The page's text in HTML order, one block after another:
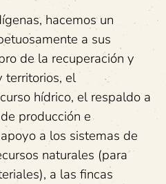
hacemos un
a sus
de la recuperación y
territorios, el
hídrico, el respaldo a
producción e
a los sistemas de
naturales (para
a las fincas